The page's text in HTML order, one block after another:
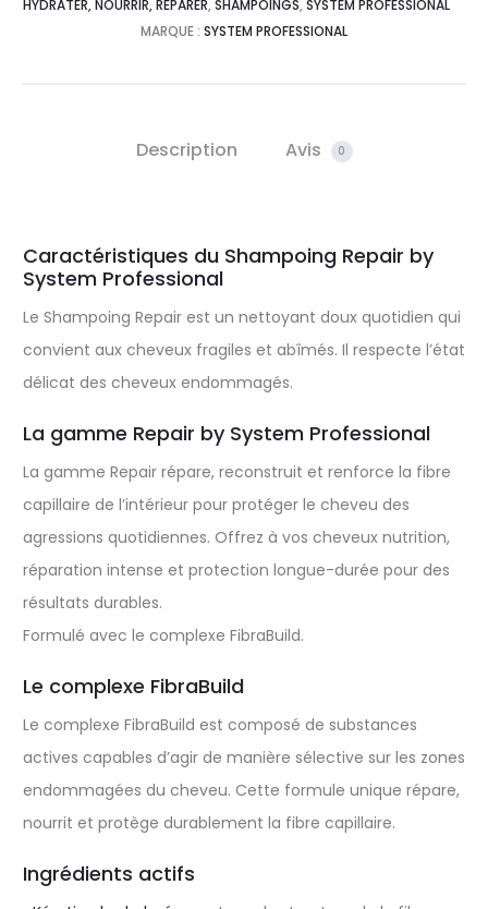
HYDRATER, NOURRIR, RÉPARER, SHAMPOINGS, SYSTEM PROFESSIONAL
MARQUE : SYSTEM PROFESSIONAL
Description Avis 0
Caractéristiques du Shampoing Repair by
System Professional
Le Shampoing Repair est un nettoyant doux quotidien qui
convient aux cheveux fragiles et abîmés. Il respecte l’état
délicat des cheveux endommagés.
La gamme Repair by System Professional
La gamme Repair répare, reconstruit et renforce la fibre
capillaire de l’intérieur pour protéger le cheveu des
agressions quotidiennes. Offrez à vos cheveux nutrition,
réparation intense et protection longue-durée pour des
résultats durables.
Formulé avec le complexe FibraBuild.
Le complexe FibraBuild
Le complexe FibraBuild est composé de substances
actives capables d’agir de manière sélective sur les zones
endommagées du cheveu. Cette formule unique répare,
nourrit et protège durablement la fibre capillaire.
Ingrédients actifs